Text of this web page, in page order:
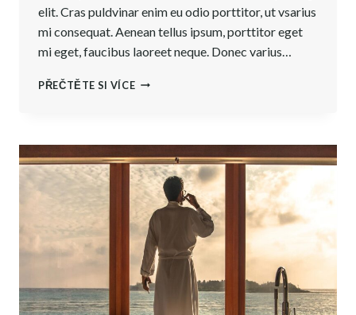
elit. Cras puldvinar enim eu odio porttitor, ut vsarius
mi consequat. Aenean tellus ipsum, porttitor eget
mi eget, faucibus laoreet neque. Donec varius…
PŘEČTĚTE SI VÍCE THE
EARTH
IS
EARTH.